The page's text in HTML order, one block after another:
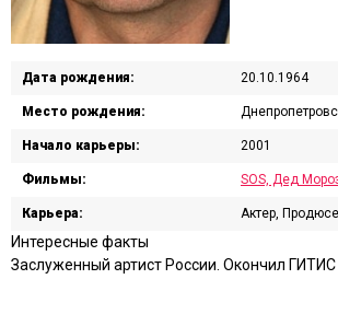
Дата рождения: 20.10.1964
Место рождения:
Начало карьеры: 2001
Фильмы: SOS, Дед
Карьера: Актер,
Интересные факты
Заслуженный артист России. Окончил ГИТИС